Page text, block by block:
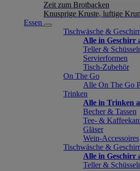
Zeit zum Brotbacken
Knusprige Kruste, luftige
Essen
Tischwäsche & Geschirr
Alle in Geschirr
Teller &
Servierformen
Tisch-Zubehör
On The Go
Alle On The Go
Trinken
Alle in Trinken
Becher & Tassen
Tee- &
Gläser
Wein-Accessoires
Tischwäsche & Geschirr
Alle in Geschirr
Teller &